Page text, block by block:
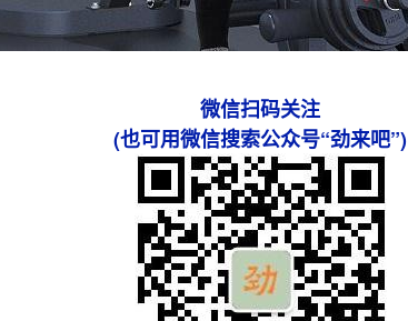
微信扫码关注
(也可用微信搜索公众号“劲来吧”)